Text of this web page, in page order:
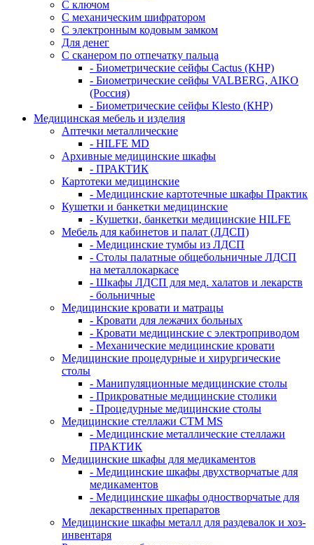
С ключом
С механическим шифратором
С электронным кодовым замком
Для денег
С сканером по отпечатку пальца
- Биометрические сейфы Cactus (КНР)
- Биометрические сейфы VALBERG, AIKO
(Россия)
- Биометрические сейфы Klesto (КНР)
Медицинская мебель и изделия
Аптечки металлические
- HILFE MD
Архивные медицинские шкафы
- ПРАКТИК
Картотеки медицинские
- Медицинские картотечные шкафы Практик
Кушетки и банкетки медицинские
- Кушетки, банкетки медицинские HILFE
Мебель для кабинетов и палат (ЛДСП)
- Медицинские тумбы из ЛДСП
- Столы палатные общебольничные ЛДСП
на металлокаркасе
- Шкафы ЛДСП для мед. халатов и лекарств
- больничные
Медицинские кровати и матрацы
- Кровати для лежачих больных
- Кровати медицинские с электроприводом
- Механические медицинские кровати
Медицинские процедурные и хирургические
столы
- Манипуляционные медицинские столы
- Прикроватные медицинские столики
- Процедурные медицинские столы
Медицинские стеллажи CTM MS
- Медицинские металлические стеллажи
ПРАКТИК
Медицинские шкафы для медикаментов
- Медицинские шкафы двухстворчатые для
медикаментов
- Медицинские шкафы одностворчатые для
лекарственных препаратов
Медицинские шкафы металл для раздевалок и хоз-
инвентаря